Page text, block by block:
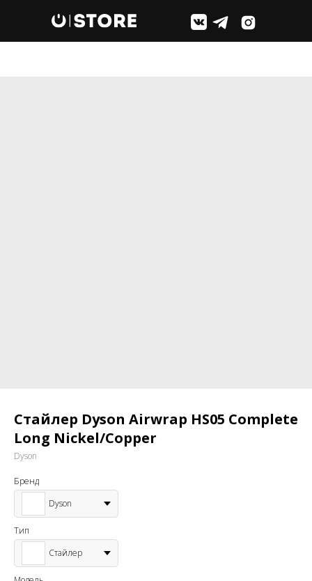
Стайлер Dyson Airwrap HS05 Complete
Long Nickel/Copper
Dyson
Бренд
Dyson
Тип
Стайлер